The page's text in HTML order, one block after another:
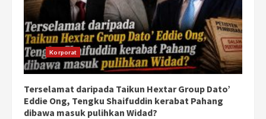
Korporat
Terselamat daripada Taikun Hextar Group Dato’
Eddie Ong, Tengku Shaifuddin kerabat Pahang
dibawa masuk pulihkan Widad?